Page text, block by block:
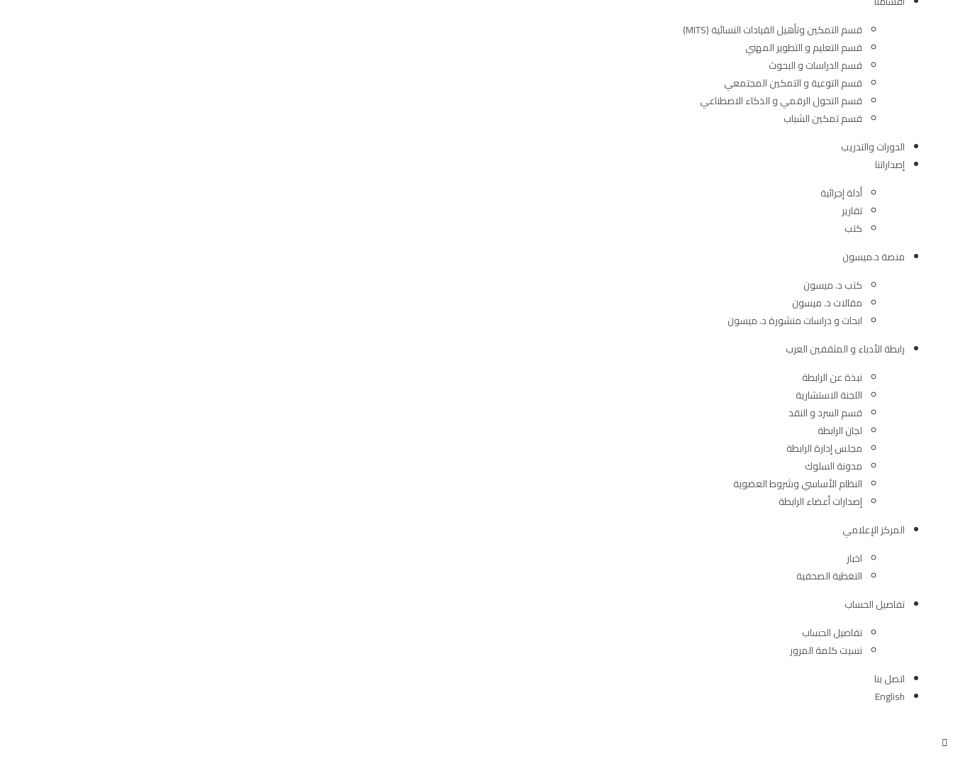
قسم التمكين وتأهيل القيادات النسائية (MITS)
قسم التعليم و التطوير المهني
قسم الدراسات و البحوث
قسم التوعية و التمكين المجتمعي
قسم التحول الرقمي و الذكاء الاصطناعي
قسم تمكين الشباب
الدورات والتدريب
إصداراتنا
أدلة إجرائية
تقارير
كتب
منصة د.ميسون
كتب د. ميسون
مقالات د. ميسون
ابحات و دراسات منشورة د. ميسون
رابطة الأدباء و المثقفين العرب
نبذة عن الرابطة
اللجنة الاستشارية
قسم السرد و النقد
لجان الرابطة
مجلس إدارة الرابطة
مدونة السلوك
النظام الأساسي وشروط العضوية
إصدارات أعضاء الرابطة
المركز الإعلامي
اخبار
التغطية الصحفية
تفاصيل الحساب
تفاصيل الحساب
نسيت كلمة المرور
اتصل بنا
English